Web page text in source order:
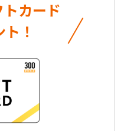
カード
！